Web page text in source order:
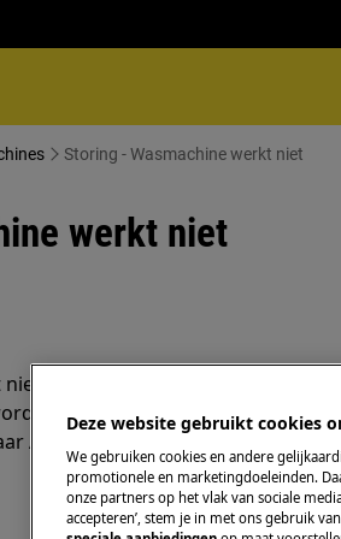
Storing - Wasmachine werkt niet
werkt niet
aangezet/ingeschakeld.
AAN/UIT-knop.
Deze website gebruikt cookies
We gebruiken cookies en andere
promotionele en marketingdoeleinden.
onze partners op het vlak van sociale
accepteren’, stem je in met ons gebruik